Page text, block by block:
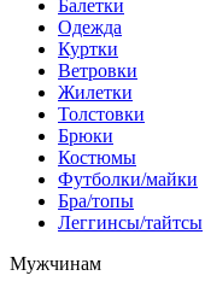
Балетки
Одежда
Куртки
Ветровки
Жилетки
Толстовки
Брюки
Костюмы
Футболки/майки
Бра/топы
Леггинсы/тайтсы
Мужчинам